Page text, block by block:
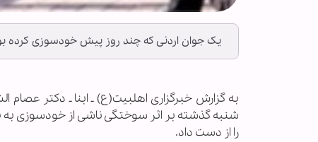
یک جوان اردنی که چند روز پیش خودسوزی کرده
به گزارش خبرگزاری اهل‏بیت(ع) ـ ابنا ـ دکتر
شنبه گذشته بر اثر سوختگی ناشی از خودسوزی
را از دست داد.